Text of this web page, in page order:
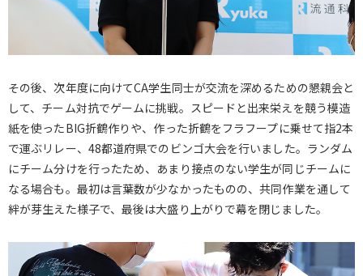
その後、次年度に向けてCA学生同士が交流を深めるための懇親会と
して、チーム対抗でゲームに挑戦。スピードと出来栄えを競う模造
紙を使ったBIG折鶴作りや、作った折鶴をフラフープに乗せて指2本
で運ぶリレー、48都道府県でのビンゴ大会を行いました。ランダム
にチーム分けを行ったため、あまり接点のない学生が同じチームに
なる場合も。最初は言葉数が少なかったものの、共同作業を通して
絆が芽生えた様子で、最後は大盛り上がりで幕を閉じました。